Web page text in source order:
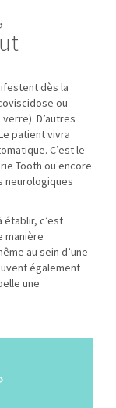
dès la
ou
D’autres
patient vivra
C’est le
Tooth ou encore
neurologiques
établir, c’est
manière
au sein d’une
également
une